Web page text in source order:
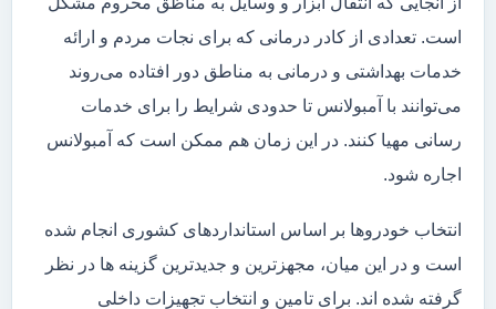
است. تعدادی از کادر درمانی که برای نجات مردم و ارائه
خدمات بهداشتی و درمانی به مناطق دور افتاده می‌روند
می‌توانند با آمبولانس تا حدودی شرایط را برای خدمات
رسانی مهیا کنند. در این زمان هم ممکن است که آمبولانس
اجاره شود.
انتخاب خودروها بر اساس استانداردهای کشوری انجام شده
است و در این میان، مجهزترین و جدیدترین گزینه ها در نظر
گرفته شده اند. برای تامین و انتخاب تجهیزات داخلی